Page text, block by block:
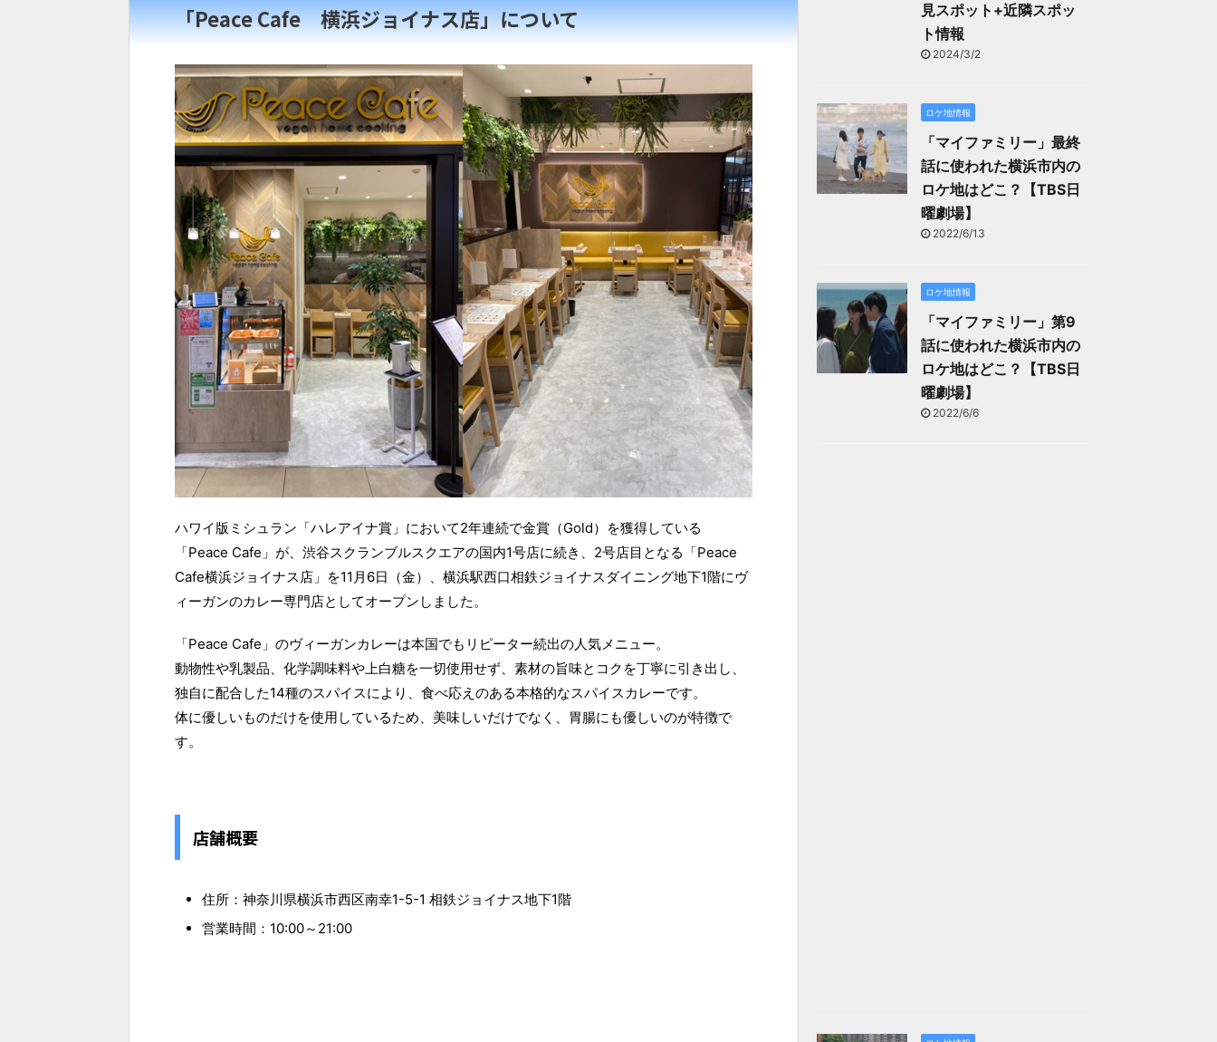
「Peace Cafe 横浜ジョイナス店」について
ハワイ版ミシュラン「ハレアイナ賞」において2年連続で金賞（Gold）を獲得している
「Peace Cafe」が、渋谷スクランブルスクエアの国内1号店に続き、2号店目となる「Peace
Cafe横浜ジョイナス店」を11月6日（金）、横浜駅西口相鉄ジョイナスダイニング地下1階にヴ
ィーガンのカレー専門店としてオープンしました。
「Peace Cafe」のヴィーガンカレーは本国でもリピーター続出の人気メニュー。
動物性や乳製品、化学調味料や上白糖を一切使用せず、素材の旨味とコクを丁寧に引き出し、
独自に配合した14種のスパイスにより、食べ応えのある本格的なスパイスカレーです。
体に優しいものだけを使用しているため、美味しいだけでなく、胃腸にも優しいのが特徴で
す。
店舗概要
住所：神奈川県横浜市西区南幸1-5-1 相鉄ジョイナス地下1階
営業時間：10:00～21:00
見スポット+近隣スポッ
ト情報
2024/3/2
ロケ地情報
「マイファミリー」最終
話に使われた横浜市内の
ロケ地はどこ？【TBS日
曜劇場】
2022/6/13
ロケ地情報
「マイファミリー」第9
話に使われた横浜市内の
ロケ地はどこ？【TBS日
曜劇場】
2022/6/6